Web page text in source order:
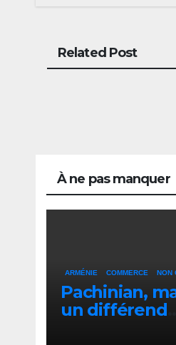
Related Post
À ne pas manquer
ARMÉNIE COMMERCE NON
Pachinian,
un différend